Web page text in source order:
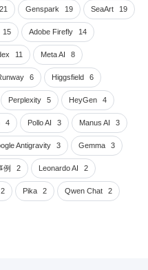
21 Genspark 19 SeaArt 19
15 Adobe Firefly 14
11 Meta AI 8
6 Higgsfield 6
Perplexity 5 HeyGen 4
4 Pollo AI 3 Manus AI 3
Antigravity 3 Gemma 3
例 2 Leonardo AI 2
2 Pika 2 Qwen Chat 2